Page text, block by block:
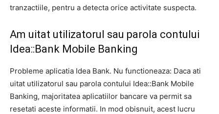
tranzactiile, pentru a detecta orice activitate suspecta.
Am uitat utilizatorul sau parola contului
Idea::Bank Mobile Banking
Probleme aplicatia Idea Bank. Nu functioneaza: Daca ati
uitat utilizatorul sau parola contului Idea::Bank Mobile
Banking, majoritatea aplicatiilor bancare va permit sa
resetati aceste informatii. In mod obisnuit, acest lucru